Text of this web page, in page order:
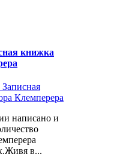
книжка
написано и
в...